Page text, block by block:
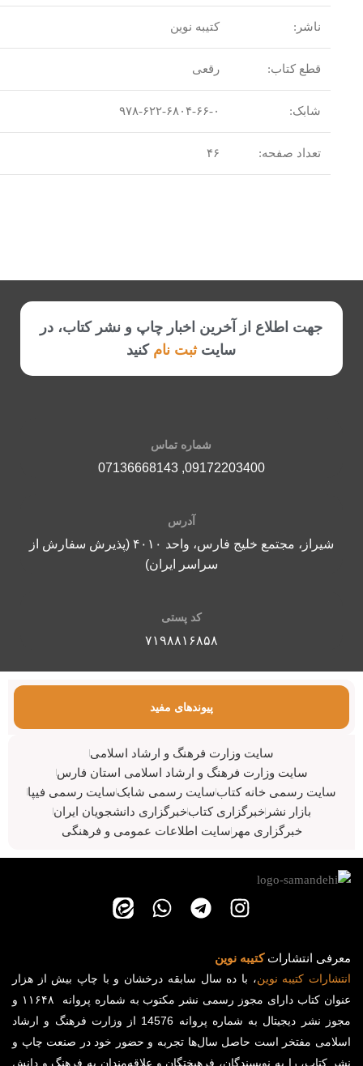
ناشر: کتیبه نوین
قطع کتاب: رقعی
شابک: ۹۷۸-۶۲۲-۶۸۰۴-۶۶-۰
تعداد صفحه: ۴۶
جهت اطلاع از آخرین اخبار چاپ و نشر کتاب، در
سایتثبت نام کنید
شماره تماس
09172203400
,
07136668143
آدرس
شیراز، مجتمع خلیج فارس، واحد ۴۰۱۰ (پذیرش سفارش از
سراسر ایران)
کد پستی
۷۱۹۸۸۱۶۸۵۸
پیوندهای مفید
سایت وزارت فرهنگ و ارشاد اسلامی
سایت وزارت فرهنگ و ارشاد اسلامی استان فارس
سایت رسمی خانه کتابسایت رسمی شابکسایت رسمی فیپا
بازار نشرخبرگزاری کتابخبرگزاری دانشجویان ایران
خبرگزاری مهرسایت اطلاعات عمومی و فرهنگی
معرفی انتشاراتکتیبه نوین
انتشارات کتیبه نوین، با ده سال سابقه درخشان و با چاپ بیش از هزار
عنوان کتاب دارای مجوز رسمی نشر مکتوب به شماره پروانه ۱۱۶۴۸ و
مجوز نشر دیجیتال به شماره پروانه 14576 از وزارت فرهنگ و ارشاد
اسلامی مفتخر است حاصل سال‌ها تجربه و حضور خود در صنعت چاپ و
نشر کتاب، را به نویسندگان، فرهیختگان و علاقه‌مندان به فرهنگ و دانش